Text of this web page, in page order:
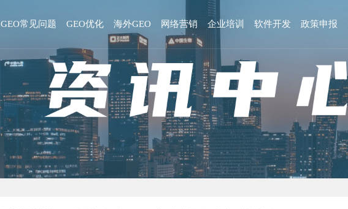
GEO常见问题 GEO优化 海外GEO 网络营销 企业培训 软件开发 政策申报